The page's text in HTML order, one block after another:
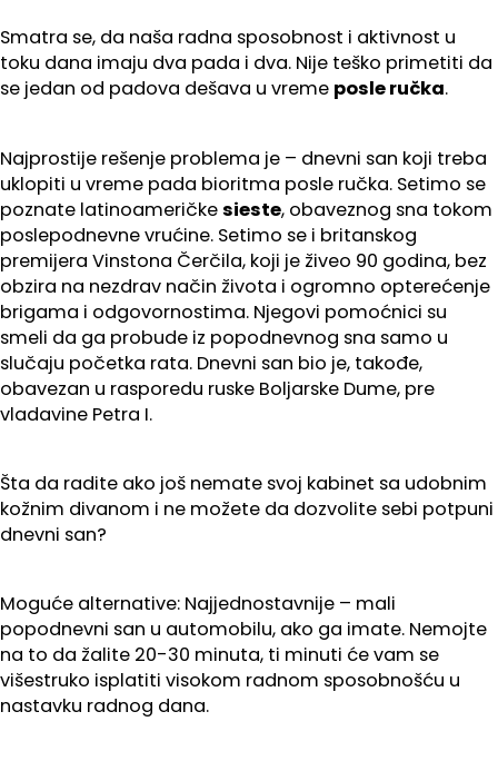
Smatra se, da naša radna sposobnost i aktivnost u
toku dana imaju dva pada i dva. Nije teško primetiti da
se jedan od padova dešava u vreme posle ručka.
Najprostije rešenje problema je – dnevni san koji treba
uklopiti u vreme pada bioritma posle ručka. Setimo se
poznate latinoameričkesieste, obaveznog sna tokom
poslepodnevne vrućine. Setimo se i britanskog
premijera Vinstona Čerčila, koji je živeo 90 godina, bez
obzira na nezdrav način života i ogromno opterećenje
brigama i odgovornostima. Njegovi pomoćnici su
smeli da ga probude iz popodnevnog sna samo u
slučaju početka rata. Dnevni san bio je, takođe,
obavezan u rasporedu ruske Boljarske Dume, pre
vladavine Petra I.
Šta da radite ako još nemate svoj kabinet sa udobnim
kožnim divanom i ne možete da dozvolite sebi potpuni
dnevni san?
Moguće alternative: Najjednostavnije – mali
popodnevni san u automobilu, ako ga imate. Nemojte
na to da žalite 20-30 minuta, ti minuti će vam se
višestruko isplatiti visokom radnom sposobnošću u
nastavku radnog dana.